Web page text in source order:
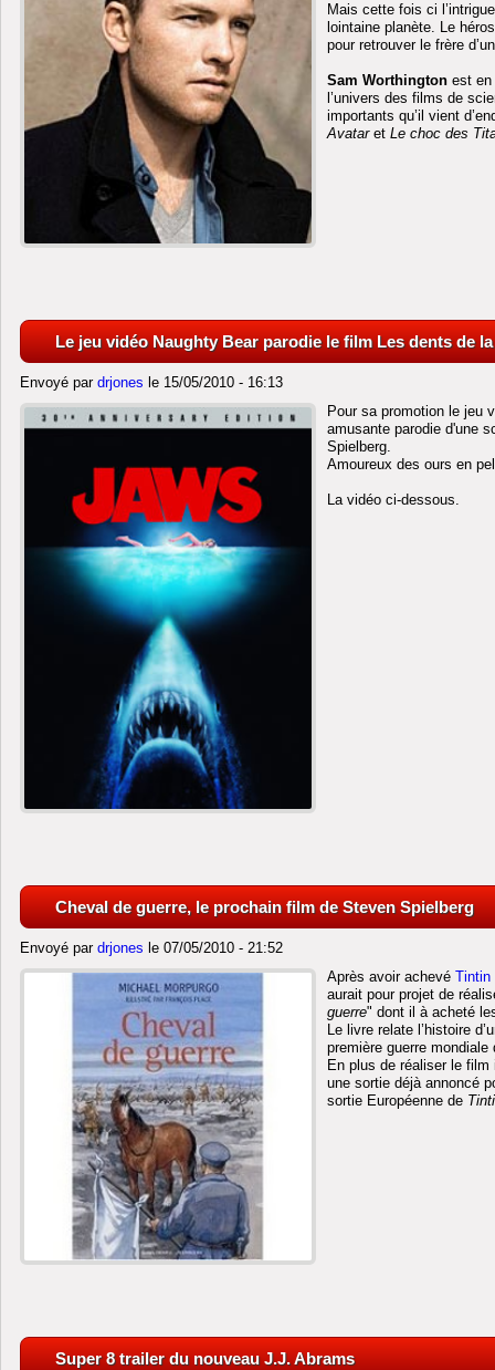
Mais cette fois ci
lointaine planète. Le
pour retrouver le frère
Sam Worthington est en
l’univers des films de
importants qu’il vient
Avataret Le choc des
Le jeu vidéo Naughty Bear parodie le film Les dents de
Envoyé par drjones le 15/05/2010 - 16:13
Pour sa promotion le jeu
amusante parodie d'une
Spielberg.
Amoureux des ours en
La vidéo ci-dessous.
Cheval de guerre, le prochain film de Steven Spielberg
Envoyé par drjones le 07/05/2010 - 21:52
Après avoir achevé Tintin
aurait pour projet de
guerre" dont il à acheté
Le livre relate l’histoire
première guerre mondiale
En plus de réaliser le
une sortie déjà annoncé
sortie Européenne de
Super 8 trailer du nouveau J.J. Abrams